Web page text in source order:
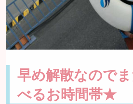
早め解散なので
べるお時間帯★